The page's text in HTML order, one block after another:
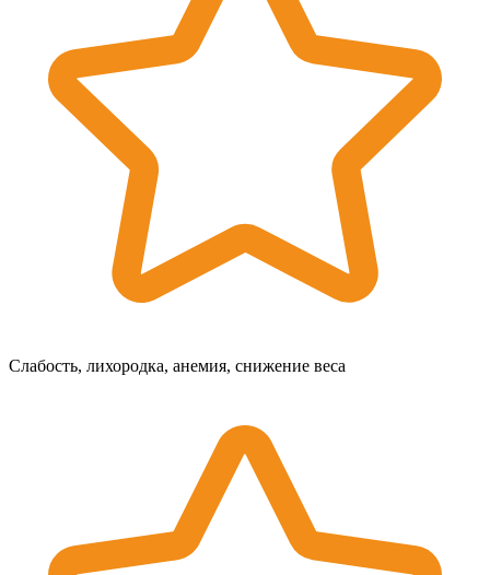
Слабость, лихородка, анемия, снижение веса